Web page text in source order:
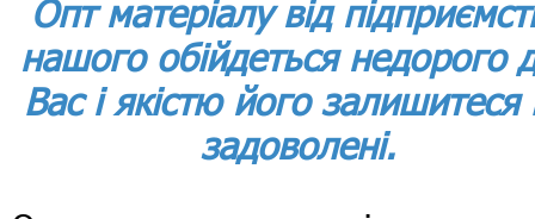
Опт матеріалу від
нашого обійдеться недорого
Вас і якістю його залишитеся
задоволені.